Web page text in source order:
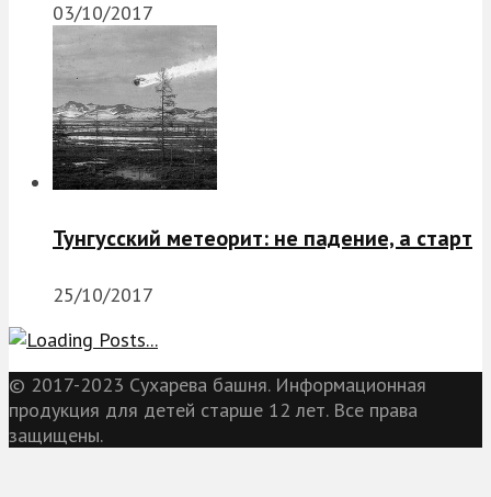
03/10/2017
Тунгусский метеорит: не падение, а старт
25/10/2017
© 2017-2023 Сухарева башня. Информационная
продукция для детей старше 12 лет. Все права
защищены.